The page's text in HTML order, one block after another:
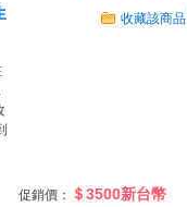
收藏該商品
促銷價： ＄3500新台幣